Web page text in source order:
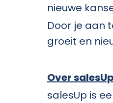
nieuwe
Door je aan
groeit en
Over salesUp
salesUp is